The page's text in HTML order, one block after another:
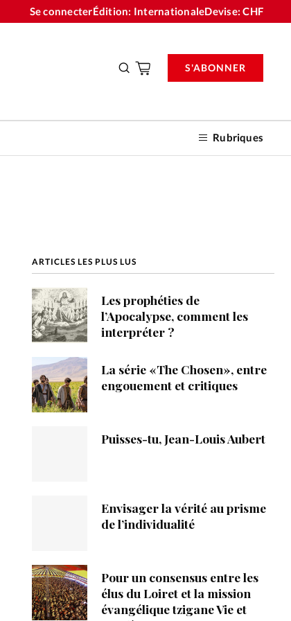
Se connecterÉdition: InternationaleDevise:CHF
Rubriques
S'ABONNER
ARTICLES LES PLUS LUS
Les prophéties de
l’Apocalypse, comment les
interpréter ?
La série «The Chosen», entre
engouement et critiques
Puisses-tu, Jean-Louis Aubert
Envisager la vérité au prisme
de l’individualité
Pour un consensus entre les
élus du Loiret et la mission
évangélique tzigane Vie et